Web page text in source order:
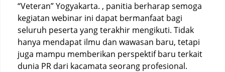
“Veteran” Yogyakarta. , panitia berharap semoga
kegiatan webinar ini dapat bermanfaat bagi
seluruh peserta yang terakhir mengikuti. Tidak
hanya mendapat ilmu dan wawasan baru, tetapi
juga mampu memberikan perspektif baru terkait
dunia PR dari kacamata seorang profesional.